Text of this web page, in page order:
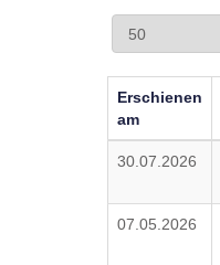
Erschienen
am
30.07.2026
07.05.2026